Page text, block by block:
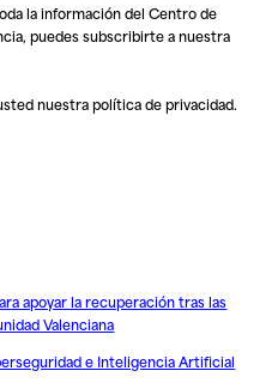
la información del Centro de
puedes subscribirte a nuestra
nuestrapolítica de privacidad.
apoyar la recuperación tras las
Valenciana
e Inteligencia Artificial